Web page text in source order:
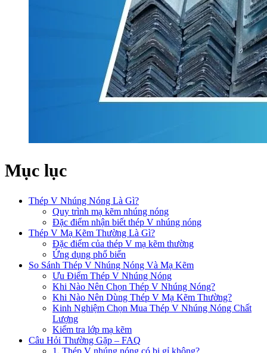
Mục lục
Thép V Nhúng Nóng Là Gì?
Quy trình mạ kẽm nhúng nóng
Đặc điểm nhận biết thép V nhúng nóng
Thép V Mạ Kẽm Thường Là Gì?
Đặc điểm của thép V mạ kẽm thường
Ứng dụng phổ biến
So Sánh Thép V Nhúng Nóng Và Mạ Kẽm
Ưu Điểm Thép V Nhúng Nóng
Khi Nào Nên Chọn Thép V Nhúng Nóng?
Khi Nào Nên Dùng Thép V Mạ Kẽm Thường?
Kinh Nghiệm Chọn Mua Thép V Nhúng Nóng Chất
Lượng
Kiểm tra lớp mạ kẽm
Câu Hỏi Thường Gặp – FAQ
1. Thép V nhúng nóng có bị gỉ không?